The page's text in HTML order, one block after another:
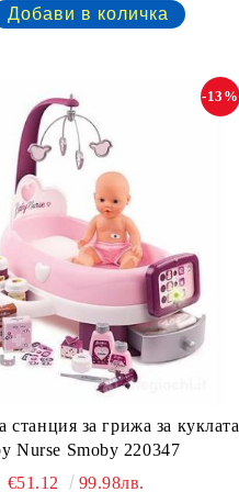
станция за грижа за куклата
Nurse Smoby 220347
-13%
€51.12 99.98лв.